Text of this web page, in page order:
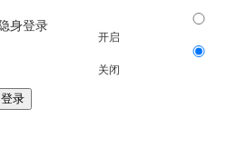
隐身登录
开启
关闭
登录